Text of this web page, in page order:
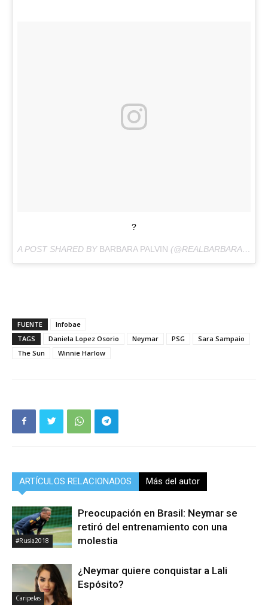
?
A POST SHARED BY BARBARA PALVIN (@REALBARBARAPALVIN) ON
FUENTE
Infobae
TAGS
Daniela Lopez Osorio Neymar PSG
Sara Sampaio
The Sun
Winnie Harlow
ARTÍCULOS RELACIONADOS Más del autor
#Rusia2018
Preocupación en Brasil: Neymar se
retiró del entrenamiento con una
molestia
Caripelas
¿Neymar quiere conquistar a Lali
Espósito?